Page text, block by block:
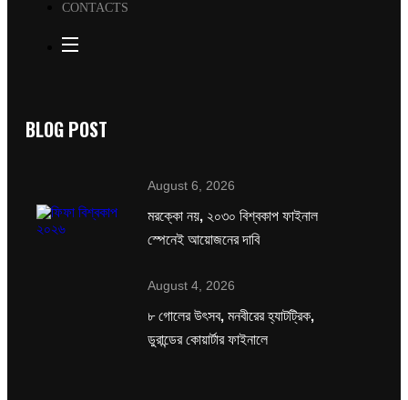
CONTACTS
BLOG POST
August 6, 2026
মরক্কো নয়, ২০৩০ বিশ্বকাপ ফাইনাল
স্পেনেই আয়োজনের দাবি
August 4, 2026
৮ গোলের উৎসব, মনবীরের হ্যাটট্রিক,
ডুরান্ডের কোয়ার্টার ফাইনালে